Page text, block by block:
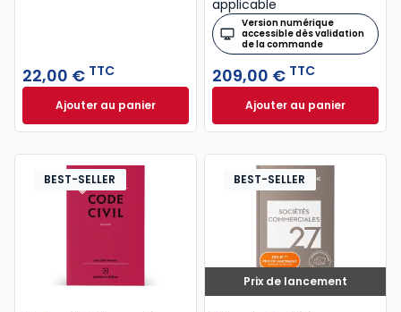
22,00 € TTC
Ajouter au panierCode civil 2027 annoté. Édition limitée à 22,00 € TTC
applicable
Version numérique
accessible dès validation
de la commande
209,00 € TTC
Ajouter au panier
Mémento Social
BEST-SELLER
Prix de lancement
BEST-SELLER